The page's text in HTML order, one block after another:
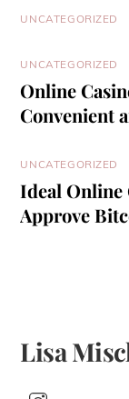
UNCATEGORIZED
UNCATEGORIZED
Online
Convenient
UNCATEGORIZED
Ideal Online
Approve
Lisa